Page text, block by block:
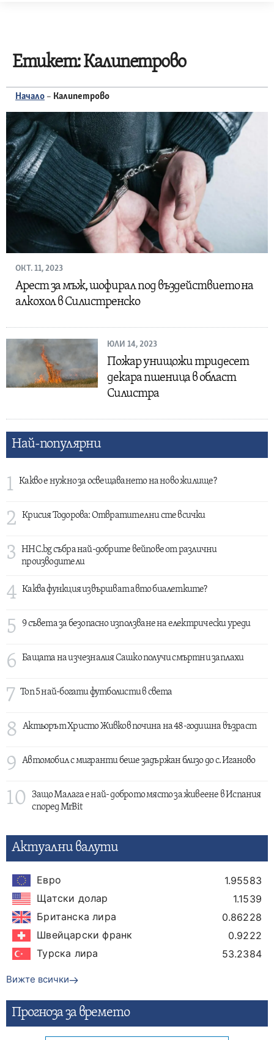
Етикет:Калипетрово
Начало – Калипетрово
ОКТ. 11, 2023
Арест за мъж, шофирал под въздействието на
алкохол в Силистренско
ЮЛИ 14, 2023
Пожар унищожи тридесет
декара пшеница в област
Силистра
Най-популярни
1 Какво е нужно за освещаването на ново жилище?
2 Крисия Тодорова: Отвратителни сте всички
3
HHC.bg събра най-добрите вейпове от различни
производители
4 Каква функция извършват авто биалетките?
5 9 съвета за безопасно използване на електрически уреди
6 Бащата на изчезналия Сашко получи смъртни заплахи
7 Топ 5 най-богати футболисти в света
8 Актьорът Христо Живков почина на 48-годишна възраст
9 Автомобил с мигранти беше задържан близо до с. Иганово
10
Защо Малага е най- доброто място за живеене в Испания
според MrBit
Актуални валути
Евро
1.95583
Щатски долар
1.1539
Британска лира
0.86228
Швейцарски франк
0.9222
Турска лира
53.2384
Вижте всички
Прогнозa за времето